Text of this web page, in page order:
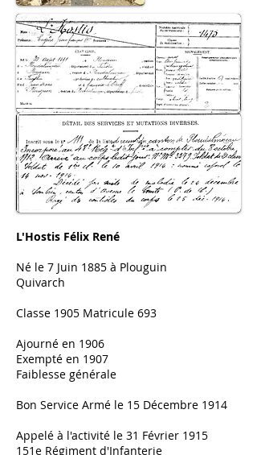
L'Hostis Félix René
Né le 7 Juin 1885 à Plouguin
Quivarch
Classe 1905 Matricule 693
Ajourné en 1906
Exempté en 1907
Faiblesse générale
Bon Service Armé le 15 Décembre 1914
Appelé à l'activité le 31 Février 1915
151e Régiment d'Infanterie